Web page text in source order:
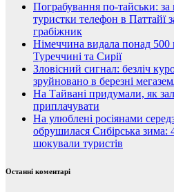
Пограбування по-тайськи: за
туристки телефон в Паттайї
грабіжник
Німеччина видала понад 500
Туреччині та Сирії
Зловісний сигнал: безліч
зруйновано в березні
На Тайвані придумали, як
приплачувати
На улюблені росіянами
обрушилася Сибірська зима:
шокували туристів
Останні коментарі